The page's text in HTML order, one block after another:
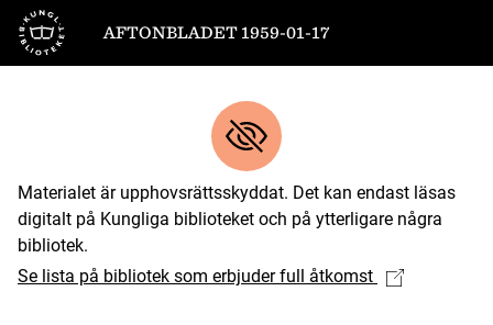
Till startsidan
AFTONBLADET 1959-01-17
Materialet är upphovsrättsskyddat. Det kan endast läsas
digitalt på Kungliga biblioteket och på ytterligare några
bibliotek.
Se lista på bibliotek som erbjuder full åtkomst